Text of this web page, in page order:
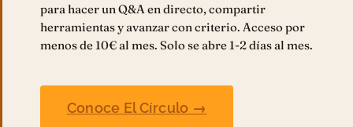
para hacer un Q&A en directo, compartir
herramientas y avanzar con criterio. Acceso por
menos de 10€ al mes. Solo se abre 1-2 días al mes.
Conoce El Círculo →